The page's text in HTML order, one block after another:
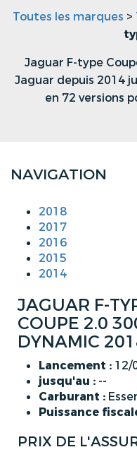
Toutes les marques >
Jaguar F-type
Jaguar depuis 2014
en 72 versions
NAVIGATION
2018
2017
2016
2015
2014
JAGUAR F-
COUPE 2.0
DYNAMIC
Lancement : 12/
jusqu'au : --
Carburant :
Puissance
PRIX DE